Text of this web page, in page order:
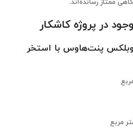
ممتاز رسانده‌اند.
در پروژه کاشکار
پنت‌هاوس با استخر